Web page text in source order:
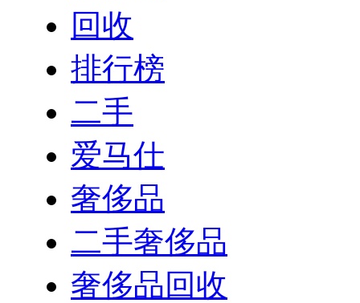
回收
排行榜
二手
爱马仕
奢侈品
二手奢侈品
奢侈品回收